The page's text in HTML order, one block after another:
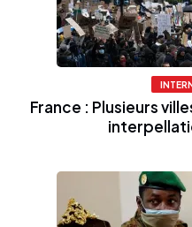
France : Plusieurs